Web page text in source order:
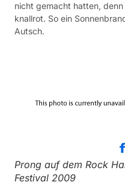
nicht gemacht hatten,
knallrot. So ein
Autsch.
Prong auf dem Rock
Festival 2009